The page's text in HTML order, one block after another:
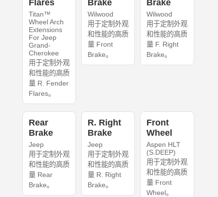
Flares
Titan™
Wheel Arch
Extensions
For Jeep
Grand-
Cherokee
用于定制外观
和性能的高质
量 R. Fender
Flares。
Brake
Wilwood
用于定制外观
和性能的高质
量 Front
Brake。
Brake
Wilwood
用于定制外观
和性能的高质
量 F. Right
Brake。
Rear
Brake
Jeep
用于定制外观
和性能的高质
量 Rear
Brake。
R. Right
Brake
Jeep
用于定制外观
和性能的高质
量 R. Right
Brake。
Front
Wheel
Aspen HLT
(S.DEEP)
用于定制外观
和性能的高质
量 Front
Wheel。